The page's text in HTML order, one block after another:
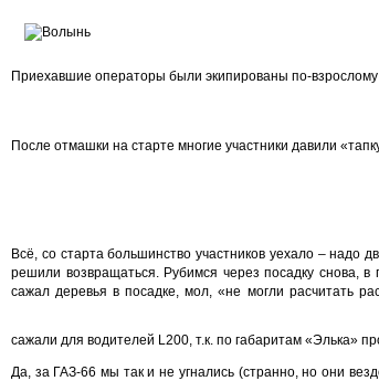
Приехавшие операторы были экипированы по-взрослому
После отмашки на старте многие участники давили
Всё, со старта большинство участников уехало – надо
решили возвращаться. Рубимся через посадку снова,
сажал деревья в посадке, мол, «не могли расчитать
сажали для водителей L200, т.к. по габаритам «Элька»
Да, за ГАЗ-66 мы так и не угнались (странно, но они